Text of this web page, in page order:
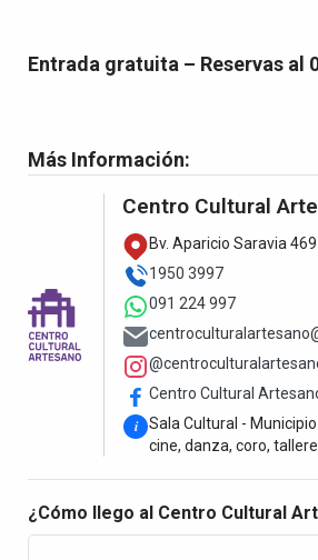
Entrada gratuita – Reservas al
Más Información:
Centro Cultural
Bv. Aparicio Saravia
1950 3997
091 224 997
Centro Cultural
i Sala Cultural -
cine, danza, coro,
¿Cómo llego al Centro Cultural